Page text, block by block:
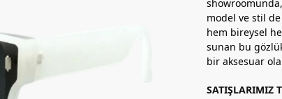
model ve stil de
hem bireysel
sunan bu
bir aksesuar
SATIŞLARIMIZ